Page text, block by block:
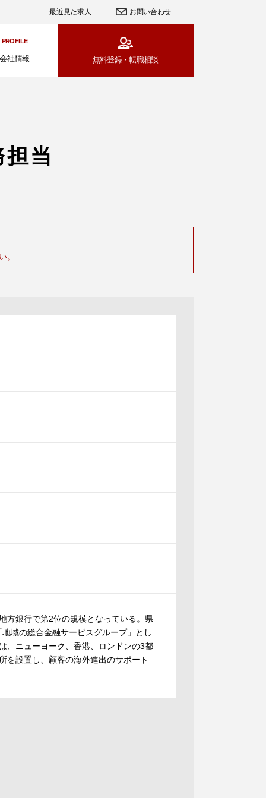
最近見た求人 お問い合わせ
PROFILE
会社情報 無料登録・転職相談
当
。
方銀行で第2位の規模となっている。県
域の総合金融サービスグループ」とし
、ニューヨーク、香港、ロンドンの3都
を設置し、顧客の海外進出のサポート